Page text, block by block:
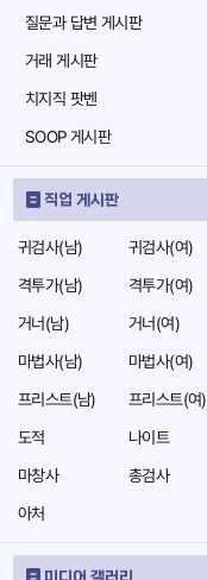
질문과 답변 게시판
거래 게시판
치지직 팟벤
SOOP 게시판
직업 게시판
귀검사(남)
귀검사(여)
격투가(남)
격투가(여)
거너(남)
거너(여)
마법사(남)
마법사(여)
프리스트(남)
프리스트(여)
도적
나이트
마창사
총검사
아처
미디어 갤러리